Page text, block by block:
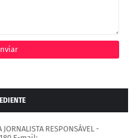
RESPONSÁVEL -